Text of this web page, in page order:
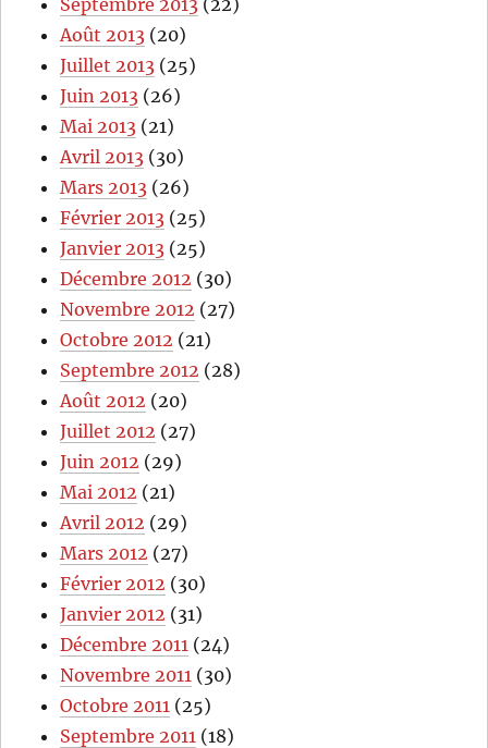
Août 2013 (20)
Juillet 2013 (25)
Juin 2013 (26)
Mai 2013 (21)
Avril 2013 (30)
Mars 2013 (26)
Février 2013 (25)
Janvier 2013 (25)
Décembre 2012 (30)
Novembre 2012 (27)
Octobre 2012 (21)
Septembre 2012 (28)
Août 2012 (20)
Juillet 2012 (27)
Juin 2012 (29)
Mai 2012 (21)
Avril 2012 (29)
Mars 2012 (27)
Février 2012 (30)
Janvier 2012 (31)
Décembre 2011 (24)
Novembre 2011 (30)
Octobre 2011 (25)
Septembre 2011 (18)